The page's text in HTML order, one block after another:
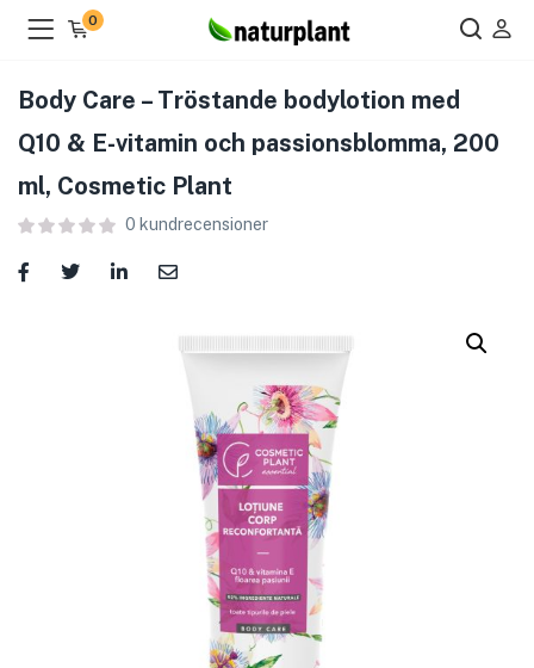
)
0
Body Care – Tröstande bodylotion med
Q10 & E-vitamin och passionsblomma, 200
ml, Cosmetic Plant
0 kundrecensioner